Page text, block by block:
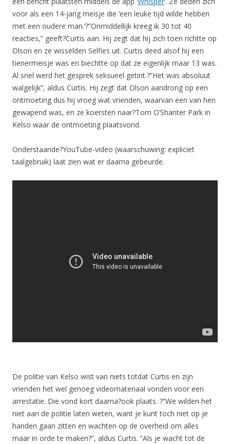
voor als een 14-jarig meisje die ‘een leuke tijd wilde hebben
met een oudere man.’?”Onmiddellijk kreeg ik 30 tot 40
reacties,” geeft?Curtis aan. Hij zegt dat hij zich toen richtte op
Olson en ze wisselden Selfies uit. Curtis deed alsof hij een
tienermeisje was en biechtte op dat ze eigenlijk maar 13 was.
Al snel werd het gesprek seksueel getint.?”Het was absoluut
walgelijk”, aldus Curtis. Hij zegt dat Olson aandrong op een
ontmoeting dus hij vroeg wat vrienden, waarvan een van hen
gewapend was, en ze koersten naar?Tom O’Shanter Park in
Kelso waar de ontmoeting plaatsvond.
Onderstaande?YouTube-video (waarschuwing: expliciet
taalgebruik) laat zien wat er daarna gebeurde.
De politie van Kelso wist van niets totdat Curtis en zijn
vrienden het wel genoeg videomateriaal vonden voor een
arrestatie. Die vond kort daarna?ook plaats. ?”We wilden het
niet aan de politie laten weten, want je kunt toch niet op je
handen gaan zitten en wachten op de overheid om alles
maar in orde te maken?”, aldus Curtis. “Als je wacht tot de